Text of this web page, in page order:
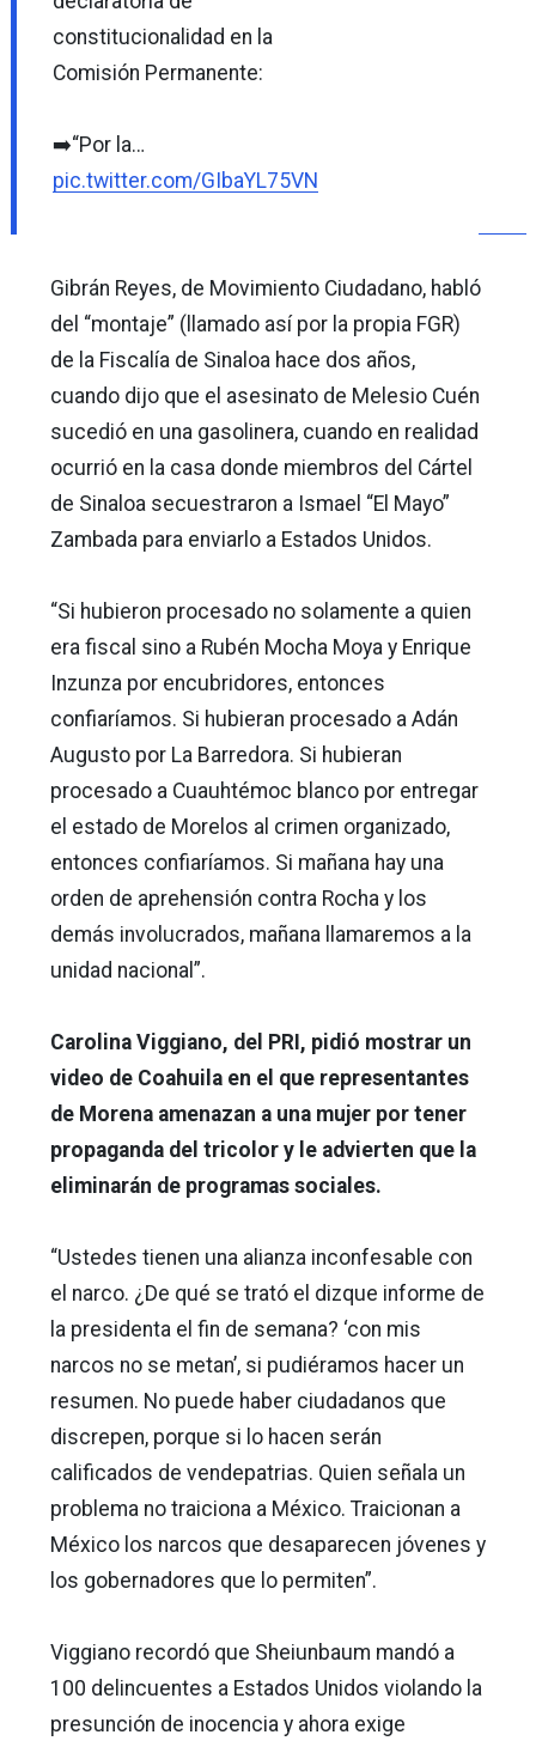
constitucionalidad en la
Comisión Permanente:
➡️“Por la…
pic.twitter.com/GIbaYL75VN
Gibrán Reyes, de Movimiento Ciudadano, habló
del “montaje” (llamado así por la propia FGR)
de la Fiscalía de Sinaloa hace dos años,
cuando dijo que el asesinato de Melesio Cuén
sucedió en una gasolinera, cuando en realidad
ocurrió en la casa donde miembros del Cártel
de Sinaloa secuestraron a Ismael “El Mayo”
Zambada para enviarlo a Estados Unidos.
“Si hubieron procesado no solamente a quien
era fiscal sino a Rubén Mocha Moya y Enrique
Inzunza por encubridores, entonces
confiaríamos. Si hubieran procesado a Adán
Augusto por La Barredora. Si hubieran
procesado a Cuauhtémoc blanco por entregar
el estado de Morelos al crimen organizado,
entonces confiaríamos. Si mañana hay una
orden de aprehensión contra Rocha y los
demás involucrados, mañana llamaremos a la
unidad nacional”.
Carolina Viggiano, del PRI, pidió mostrar un
video de Coahuila en el que representantes
de Morena amenazan a una mujer por tener
propaganda del tricolor y le advierten que la
eliminarán de programas sociales.
“Ustedes tienen una alianza inconfesable con
el narco. ¿De qué se trató el dizque informe de
la presidenta el fin de semana? ‘con mis
narcos no se metan’, si pudiéramos hacer un
resumen. No puede haber ciudadanos que
discrepen, porque si lo hacen serán
calificados de vendepatrias. Quien señala un
problema no traiciona a México. Traicionan a
México los narcos que desaparecen jóvenes y
los gobernadores que lo permiten”.
Viggiano recordó que Sheiunbaum mandó a
100 delincuentes a Estados Unidos violando la
presunción de inocencia y ahora exige